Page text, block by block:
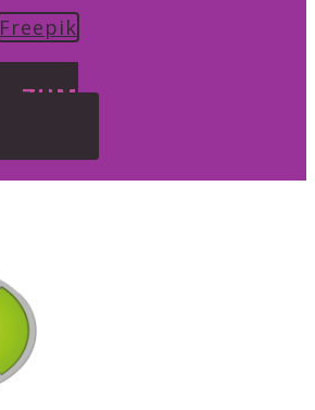
Freepik
ZUM